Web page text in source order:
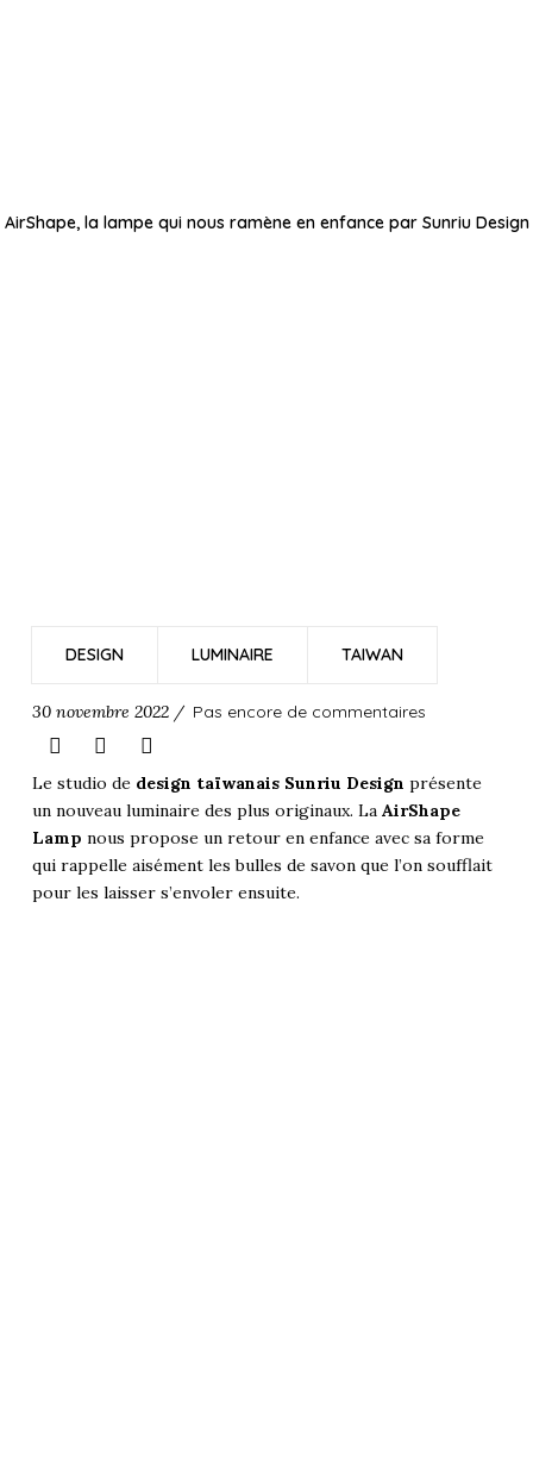
AirShape, la lampe qui nous ramène en enfance par Sunriu Design
DESIGN LUMINAIRE TAIWAN
30 novembre 2022 / Pas encore de commentaires
Le studio de design taïwanais Sunriu Design présente
un nouveau luminaire des plus originaux. La AirShape
Lamp nous propose un retour en enfance avec sa forme
qui rappelle aisément les bulles de savon que l’on soufflait
pour les laisser s’envoler ensuite.